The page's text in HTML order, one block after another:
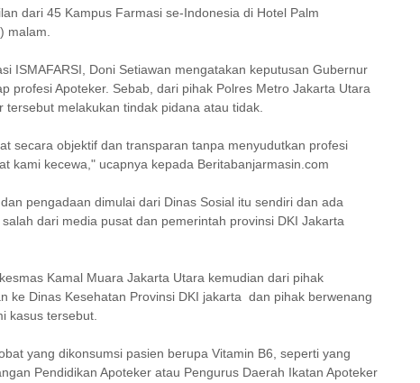
dari 45 Kampus Farmasi se-Indonesia di Hotel Palm
malam.
ISMAFARSI, Doni Setiawan mengatakan keputusan Gubernur
profesi Apoteker. Sebab, dari pihak Polres Metro Jakarta Utara
tersebut melakukan tindak pidana atau tidak.
secara objektif dan transparan tanpa menyudutkan profesi
kami kecewa," ucapnya kepada Beritabanjarmasin.com
pengadaan dimulai dari Dinas Sosial itu sendiri dan ada
dari media pusat dan pemerintah provinsi DKI Jakarta
Kamal Muara Jakarta Utara kemudian dari pihak
ke Dinas Kesehatan Provinsi DKI jakarta dan pihak berwenang
kasus tersebut.
yang dikonsumsi pasien berupa Vitamin B6, seperti yang
Pendidikan Apoteker atau Pengurus Daerah Ikatan Apoteker